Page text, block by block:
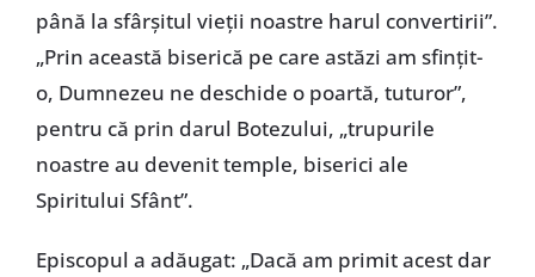
până la sfârșitul vieții noastre harul convertirii”.
„Prin această biserică pe care astăzi am sfințit-
o, Dumnezeu ne deschide o poartă, tuturor”,
pentru că prin darul Botezului, „trupurile
noastre au devenit temple, biserici ale
Spiritului Sfânt”.
Episcopul a adăugat: „Dacă am primit acest dar